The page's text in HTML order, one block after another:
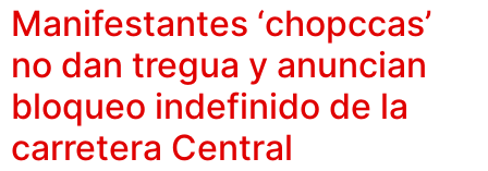
Manifestantes ‘chopccas’
no dan tregua y anuncian
bloqueo indefinido de la
carretera Central